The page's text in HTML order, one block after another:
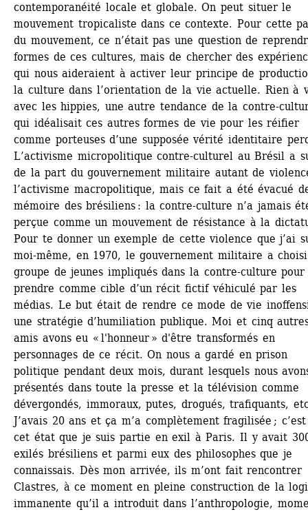
contemporanéité locale et globale. On peut situer le
mouvement tropicaliste dans ce contexte. Pour cette
du mouvement, ce n’était pas une question de
formes de ces cultures, mais de chercher des
qui nous aideraient à activer leur principe de
la culture dans l’orientation de la vie actuelle. Rien à
avec les hippies, une autre tendance de la contre-
qui idéalisait ces autres formes de vie pour les réifier
comme porteuses d’une supposée vérité identitaire
L’activisme micropolitique contre-culturel au Brésil a
de la part du gouvernement militaire autant de
l’activisme macropolitique, mais ce fait a été évacué
mémoire des brésiliens : la contre-culture n’a jamais
perçue comme un mouvement de résistance à la
Pour te donner un exemple de cette violence que j’ai
moi-même, en 1970, le gouvernement militaire a
groupe de jeunes impliqués dans la contre-culture pour
prendre comme cible d’un récit fictif véhiculé par les
médias. Le but était de rendre ce mode de vie
une stratégie d’humiliation publique. Moi et cinq
amis avons eu « l'honneur » d'être transformés en
personnages de ce récit. On nous a gardé en prison
politique pendant deux mois, durant lesquels nous
présentés dans toute la presse et la télévision comme
dévergondés, immoraux, putes, drogués, trafiquants,
J’avais 20 ans et ça m’a complètement fragilisée ;
cet état que je suis partie en exil à Paris. Il y avait
exilés brésiliens et parmi eux des philosophes que je
connaissais. Dès mon arrivée, ils m’ont fait rencontrer
Clastres, à ce moment en pleine construction de la
immanente qu’il a introduit dans l’anthropologie,